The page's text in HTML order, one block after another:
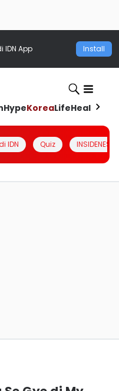
IDN App Install
HypeKoreaLifeHealth
IDN Quiz INSIDENESIA